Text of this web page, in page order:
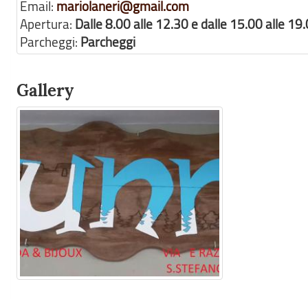
Email: mariolaneri@gmail.com
Apertura: Dalle 8.00 alle 12.30 e dalle 15.00 alle
Parcheggi: Parcheggi
Gallery